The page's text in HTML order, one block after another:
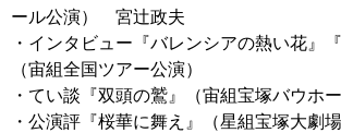
ール公演） 宮辻政夫
・インタビュー『バレンシアの熱い花』
（宙組全国ツアー公演）
・てい談『双頭の鷲』（宙組宝塚バウホー
・公演評『桜華に舞え』（星組宝塚大劇